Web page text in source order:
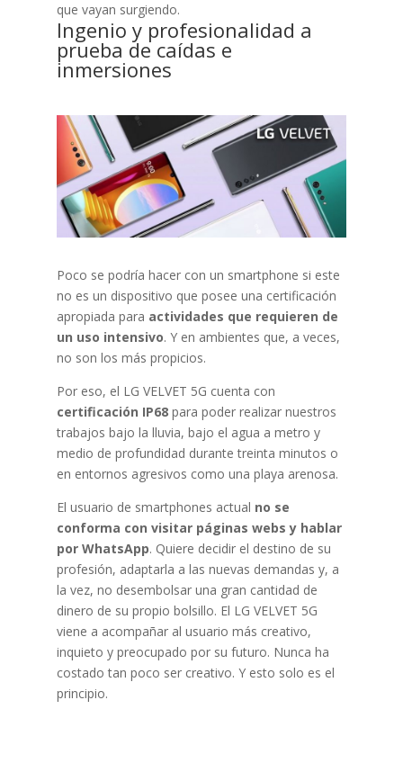
que vayan surgiendo.
Ingenio y profesionalidad a
prueba de caídas e
inmersiones
Poco se podría hacer con un smartphone si este
no es un dispositivo que posee una certificación
apropiada para actividades que requieren de
un uso intensivo. Y en ambientes que, a veces,
no son los más propicios.
Por eso, el LG VELVET 5G cuenta con
certificación IP68para poder realizar nuestros
trabajos bajo la lluvia, bajo el agua a metro y
medio de profundidad durante treinta minutos o
en entornos agresivos como una playa arenosa.
El usuario de smartphones actual no se
conforma con visitar páginas webs y hablar
por WhatsApp. Quiere decidir el destino de su
profesión, adaptarla a las nuevas demandas y, a
la vez, no desembolsar una gran cantidad de
dinero de su propio bolsillo. El LG VELVET 5G
viene a acompañar al usuario más creativo,
inquieto y preocupado por su futuro. Nunca ha
costado tan poco ser creativo. Y esto solo es el
principio.